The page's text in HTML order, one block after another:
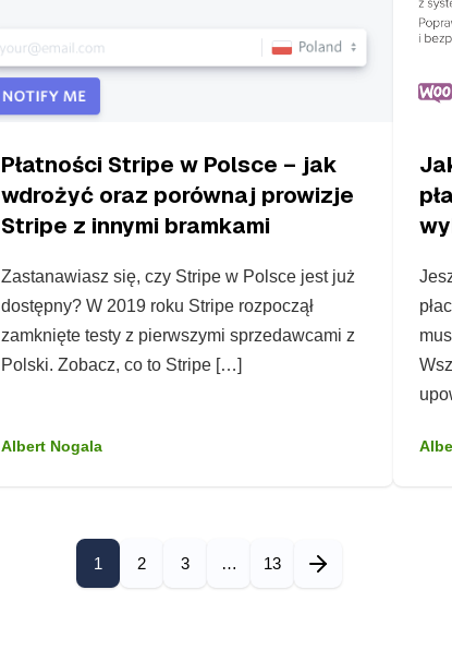
Płatności Stripe w Polsce – jak
wdrożyć oraz porównaj prowizje
Stripe z innymi bramkami
Zastanawiasz się, czy Stripe w Polsce jest już
dostępny? W 2019 roku Stripe rozpoczął
zamknięte testy z pierwszymi sprzedawcami z
Polski. Zobacz, co to Stripe […]
Albert Nogala
1 2 3 … 13